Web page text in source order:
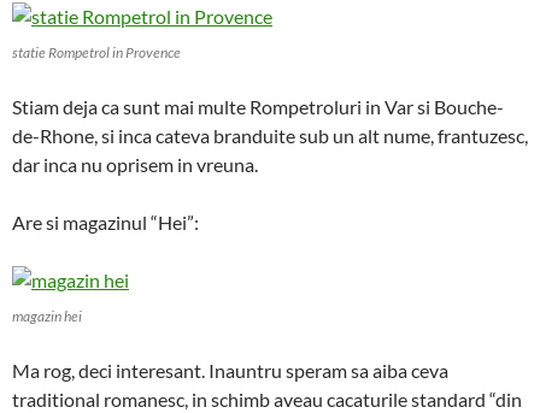
statie Rompetrol in Provence
Stiam deja ca sunt mai multe Rompetroluri in Var si Bouche-
de-Rhone, si inca cateva branduite sub un alt nume, frantuzesc,
dar inca nu oprisem in vreuna.
Are si magazinul “Hei”:
magazin hei
Ma rog, deci interesant. Inauntru speram sa aiba ceva
traditional romanesc, in schimb aveau cacaturile standard “din